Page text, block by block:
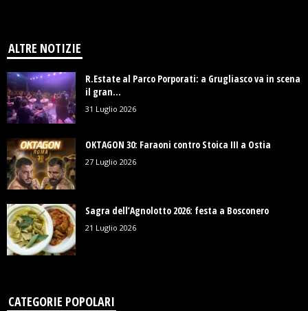
ALTRE NOTIZIE
R.Estate al Parco Porporati: a Grugliasco va in scena
il gran...
31 Luglio 2026
OKTAGON 30: Faraoni contro Stoica III a Ostia
27 Luglio 2026
Sagra dell’Agnolotto 2026: festa a Bosconero
21 Luglio 2026
CATEGORIE POPOLARI